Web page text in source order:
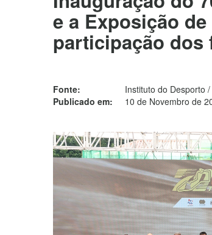
e a Exposição
participação dos
Fonte:
Instituto do Desporto
Publicado em:
10 de Novembro de